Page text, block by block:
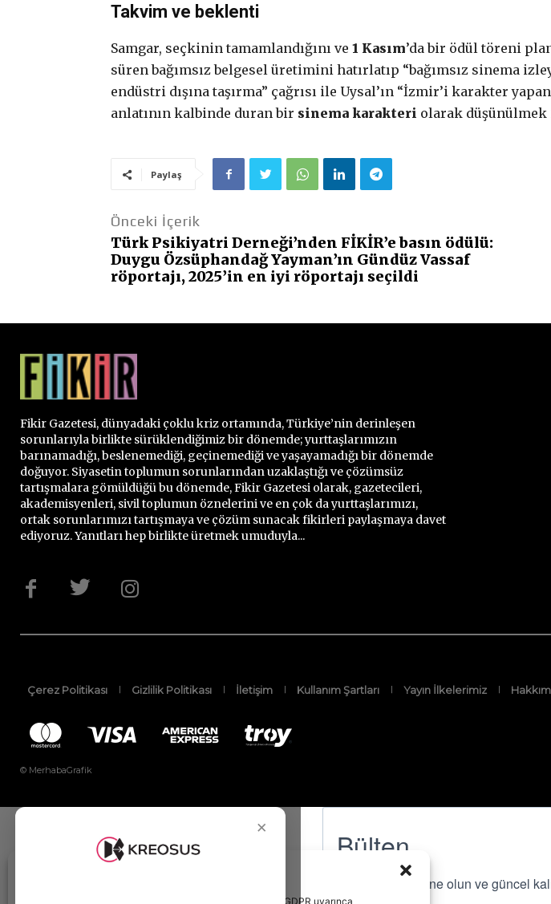
Bu site deneyimlerinizi kişiselleştirmek amacıyla KVKK ve GDPR uyarınca
Takvim ve beklenti
Samgar, seçkinin tamamlandığını ve 1 Kasım’da bir ödül töreni
süren bağımsız belgesel üretimini hatırlatıp “bağımsız sinema
endüstri dışına taşırma” çağrısı ile Uysal’ın “İzmir’i karakter
anlatının kalbinde duran bir sinema karakteri olarak düşünülmek
Paylaş
Önceki İçerik
Türk Psikiyatri Derneği’nden FİKİR’e basın ödülü:
Duygu Özsüphandağ Yayman’ın Gündüz Vassaf
röportajı, 2025’in en iyi röportajı seçildi
Fikir Gazetesi, dünyadaki çoklu kriz ortamında, Türkiye’nin derinleşen
sorunlarıyla birlikte sürüklendiğimiz bir dönemde; yurttaşlarımızın
barınamadığı, beslenemediği, geçinemediği ve yaşayamadığı bir dönemde
doğuyor. Siyasetin toplumun sorunlarından uzaklaştığı ve çözümsüz
tartışmalara gömüldüğü bu dönemde, Fikir Gazetesi olarak, gazetecileri,
akademisyenleri, sivil toplumun öznelerini ve en çok da yurttaşlarımızı,
ortak sorunlarımızı tartışmaya ve çözüm sunacak fikirleri paylaşmaya davet
ediyoruz. Yanıtları hep birlikte üretmek umuduyla...
Çerez Politikası Gizlilik Politikası İletişim Kullanım Şartları Yayın İlkelerimiz
© MerhabaGrafik
×